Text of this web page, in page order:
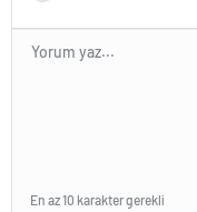
En az 10 karakter gerekli